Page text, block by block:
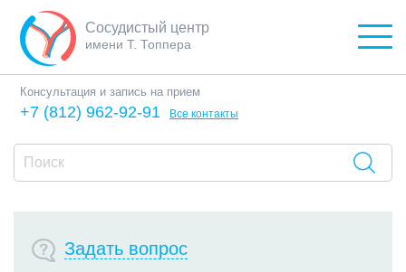
Сосудистый центр
имени Т. Топпера
Консультация и запись на прием
+7 (812) 962-92-91 Все контакты
Задать вопрос